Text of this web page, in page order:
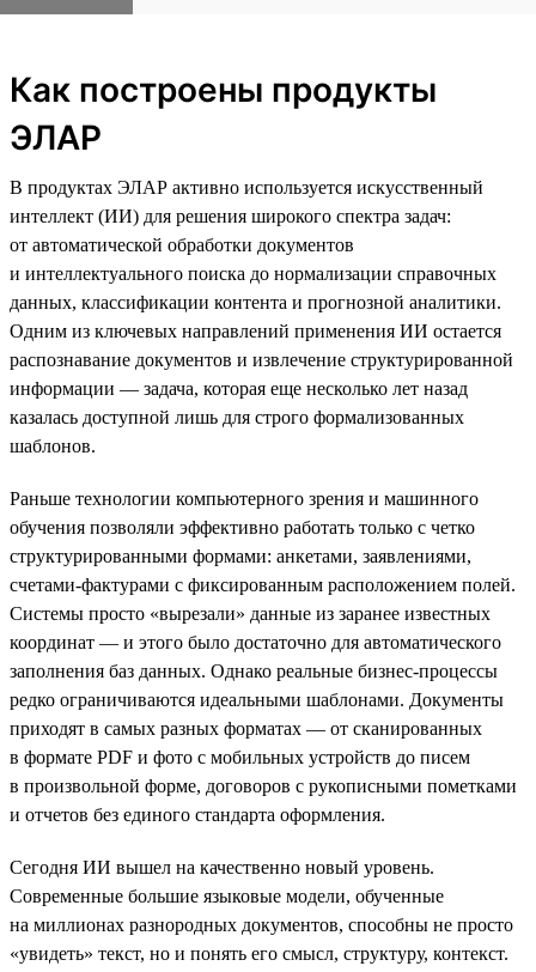
Как построены продукты
ЭЛАР
В продуктах ЭЛАР активно используется искусственный
интеллект (ИИ) для решения широкого спектра задач:
от автоматической обработки документов
и интеллектуального поиска до нормализации справочных
данных, классификации контента и прогнозной аналитики.
Одним из ключевых направлений применения ИИ остается
распознавание документов и извлечение структурированной
информации — задача, которая еще несколько лет назад
казалась доступной лишь для строго формализованных
шаблонов.
Раньше технологии компьютерного зрения и машинного
обучения позволяли эффективно работать только с четко
структурированными формами: анкетами, заявлениями,
счетами-фактурами с фиксированным расположением полей.
Системы просто «вырезали» данные из заранее известных
координат — и этого было достаточно для автоматического
заполнения баз данных. Однако реальные бизнес-процессы
редко ограничиваются идеальными шаблонами. Документы
приходят в самых разных форматах — от сканированных
в формате PDF и фото с мобильных устройств до писем
в произвольной форме, договоров с рукописными пометками
и отчетов без единого стандарта оформления.
Сегодня ИИ вышел на качественно новый уровень.
Современные большие языковые модели, обученные
на миллионах разнородных документов, способны не просто
«увидеть» текст, но и понять его смысл, структуру, контекст.